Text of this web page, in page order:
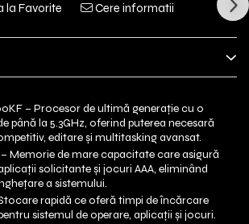
la Favorite Cere informatii
– Procesor de ultimă generație cu o
până la 5.3GHz, oferind puterea necesară
editare și multitasking avansat.
– Memorie de mare capacitate care asigură
solicitante și jocuri AAA, eliminând
a sistemului.
Stocare rapidă ce oferă timpi de încărcare
sistemul de operare, aplicații și jocuri.